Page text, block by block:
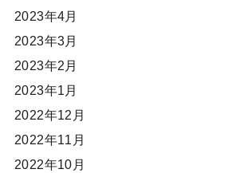
2023年4月
2023年3月
2023年2月
2023年1月
2022年12月
2022年11月
2022年10月